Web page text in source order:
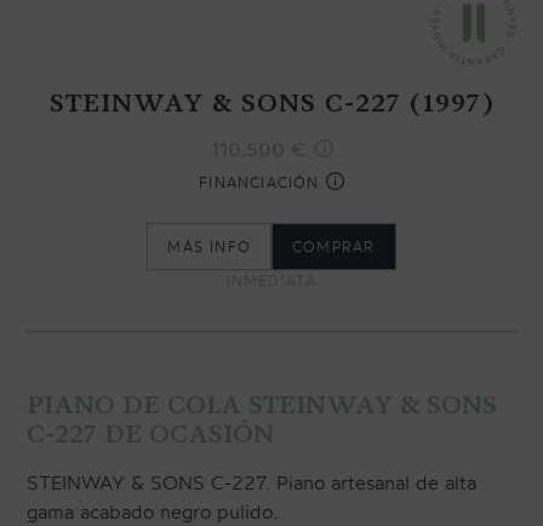
STEINWAY & SONS C-227 (1997)
110.500 €
FINANCIACIÓN
MÁS INFO
COMPRAR
INMEDIATA
PIANO DE COLA STEINWAY & SONS
C-227 DE OCASIÓN
STEINWAY & SONS C-227. Piano artesanal de alta
gama acabado negro pulido.